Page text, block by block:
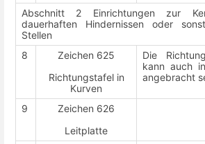
Abschnitt 2 Einrichtungen zur
dauerhaften Hindernissen oder
Stellen
8
Zeichen 625
Richtungstafel in
Kurven
Die
kann auch
angebracht
9
Zeichen 626
Leitplatte